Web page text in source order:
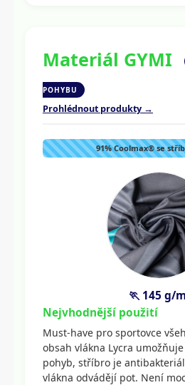
Materiál GYMI
POHYBU
Prohlédnout produkty →
91% Coolmax® se
🏃 145 g/
Nejvhodnější použití
Must-have pro sportovce
obsah vlákna Lycra
pohyb, stříbro je
vlákna odvádějí pot. Není